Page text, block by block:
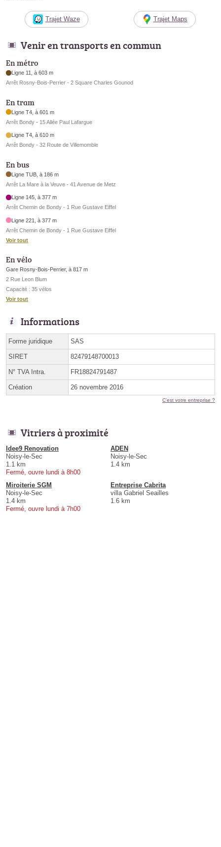
Trajet Waze Trajet Maps
Venir en transports en commun
En métro
Ligne 11, à 603 m
Arrêt Rosny-Bois-Perrier - 2 Square Charles Gounod
En tram
Ligne T4, à 601 m
Arrêt Bondy - 15 Allée Paul Lafargue
Ligne T4, à 610 m
Arrêt Bondy - 32 Route de Villemomble
En bus
Ligne TUB, à 186 m
Arrêt La Mare à la Veuve - 41 Avenue de Metz
Ligne 145, à 377 m
Arrêt Chemin de Bondy - 1 Rue Gustave Eiffel
Ligne 221, à 377 m
Arrêt Chemin de Bondy - 1 Rue Gustave Eiffel
Voir tout
En vélo
Gare Rosny-Bois-Perrier, à 817 m
2 Rue Leon Blum
Capacité : 35 vélos
Voir tout
Informations
Forme juridique SAS
SIRET 82479148700013
N° TVA Intra. FR18824791487
Création 26 novembre 2016
C'est votre entreprise ?
Vitriers à proximité
Idee9 Renovation
Noisy-le-Sec
1.1 km
Fermé, ouvre lundi à 8h00
ADEN
Noisy-le-Sec
1.4 km
Miroiterie SGM
Noisy-le-Sec
1.4 km
Fermé, ouvre lundi à 7h00
Entreprise Cabrita
villa Gabriel Seailles
1.6 km